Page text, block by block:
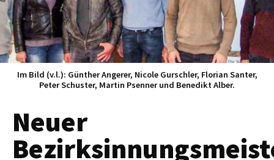
Im Bild (v.l.): Günther Angerer, Nicole Gurschler, Florian Santer,
Peter Schuster, Martin Psenner und Benedikt Alber.
Neuer